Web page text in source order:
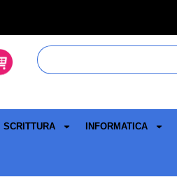
SCRITTURA INFORMATICA